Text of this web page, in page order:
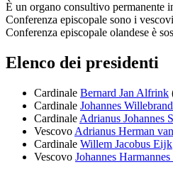
È un organo consultivo permanente
Conferenza episcopale sono i
Conferenza episcopale olandese è
Elenco dei presidenti
Cardinale Bernard Jan Alfrink
Cardinale Johannes
Cardinale Adrianus Johannes
Vescovo Adrianus Herman
Cardinale Willem Jacobus Eĳk
Vescovo Johannes